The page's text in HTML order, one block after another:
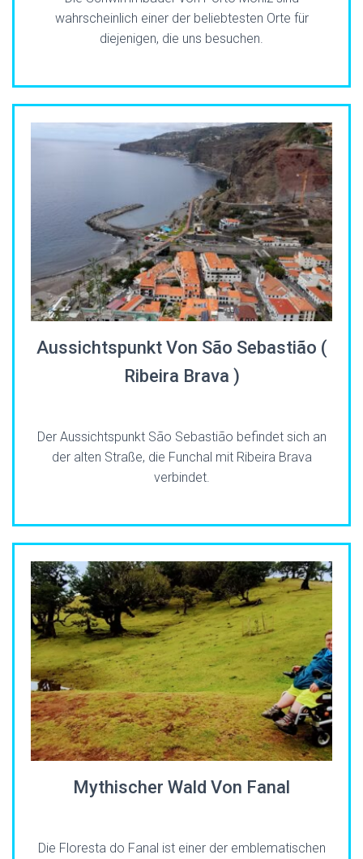
wahrscheinlich einer der beliebtesten Orte für
diejenigen, die uns besuchen.
Aussichtspunkt Von São Sebastião (
Ribeira Brava )
Der Aussichtspunkt São Sebastião befindet sich an
der alten Straße, die Funchal mit Ribeira Brava
verbindet.
Mythischer Wald Von Fanal
Die Floresta do Fanal ist einer der emblematischen